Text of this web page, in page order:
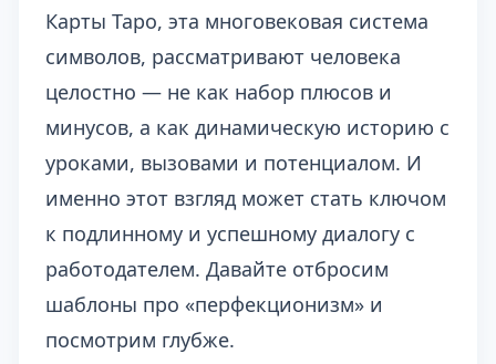
Карты Таро, эта многовековая система
символов, рассматривают человека
целостно — не как набор плюсов и
минусов, а как динамическую историю с
уроками, вызовами и потенциалом. И
именно этот взгляд может стать ключом
к подлинному и успешному диалогу с
работодателем. Давайте отбросим
шаблоны про «перфекционизм» и
посмотрим глубже.